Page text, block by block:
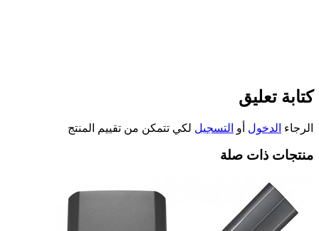
كتابة تعليق
الرجاء الدخول أو التسجيل لكي تتمكن من تقييم المنتج
منتجات ذات صلة